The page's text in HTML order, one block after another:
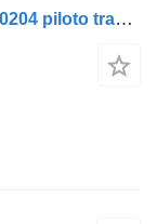
Lampa stop spate universala (led) 7560204 piloto trasero para MAN TGS cabeza tractora